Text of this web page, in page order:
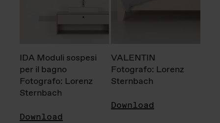
IDA Moduli sospesi
per il bagno
Fotografo: Lorenz
Sternbach
Download
VALENTIN
Fotografo: Lorenz
Sternbach
Download